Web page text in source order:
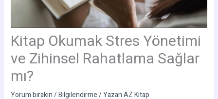
Kitap Okumak Stres Yönetimi
ve Zihinsel Rahatlama Sağlar
mı?
Yorum bırakın/Bilgilendirme/ YazanAZ Kitap